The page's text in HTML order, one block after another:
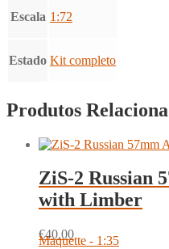
Escala 1:72
Estado Kit completo
Produtos
ZiS-2 Russian
with Limber
€40.00
Maquette - 1:35